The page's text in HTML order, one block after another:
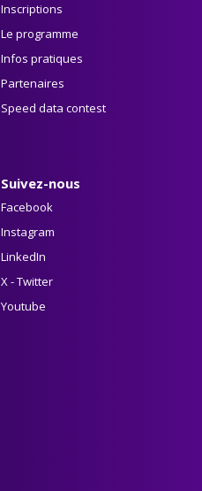
Inscriptions
Le programme
Infos pratiques
Partenaires
Speed data contest
Suivez-nous
Facebook
Instagram
LinkedIn
X - Twitter
Youtube